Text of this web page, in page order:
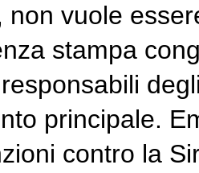
vuole
stampa
principale.
contro la